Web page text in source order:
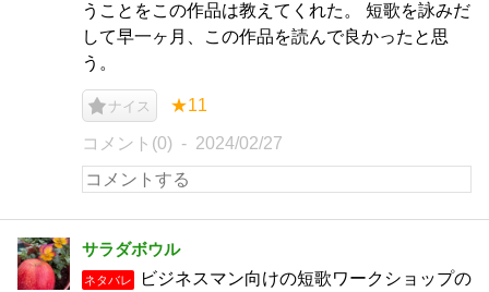
うことをこの作品は教えてくれた。 短歌を詠みだ
して早一ヶ月、この作品を読んで良かったと思
う。
ナイス ★11
コメント(0) 2024/02/27
サラダボウル
ネタバレ
ビジネスマン向けの短歌ワークショップの